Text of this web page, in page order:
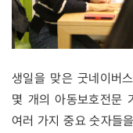
생일을 맞은 굿네이버
몇 개의 아동보호전문
여러 가지 중요 숫자들